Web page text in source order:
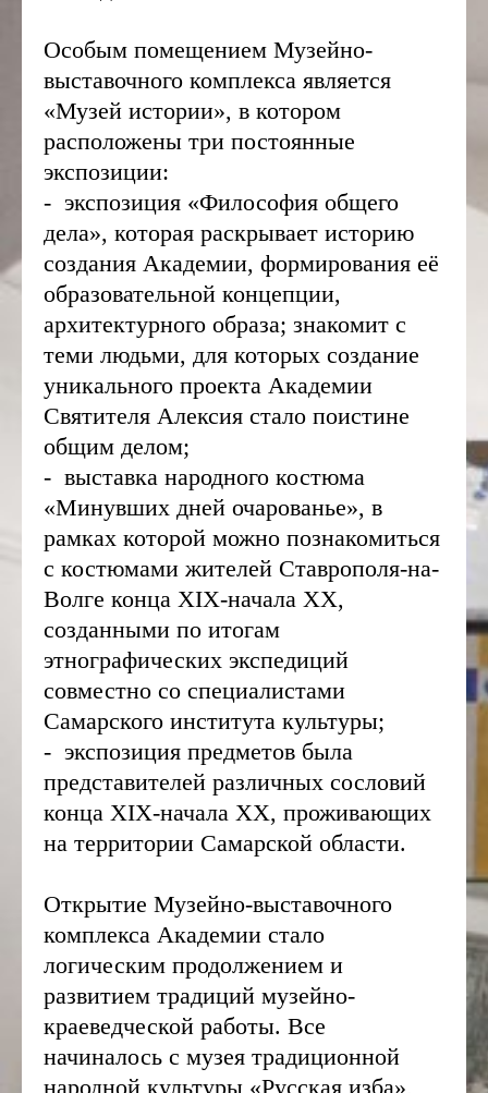
Особым помещением Музейно-
выставочного комплекса является
«Музей истории», в котором
расположены три постоянные
экспозиции:
- экспозиция «Философия общего
дела», которая раскрывает историю
создания Академии, формирования её
образовательной концепции,
архитектурного образа; знакомит с
теми людьми, для которых создание
уникального проекта Академии
Святителя Алексия стало поистине
общим делом;
- выставка народного костюма
«Минувших дней очарованье», в
рамках которой можно познакомиться
с костюмами жителей Ставрополя-на-
Волге конца XIX-начала XX,
созданными по итогам
этнографических экспедиций
совместно со специалистами
Самарского института культуры;
- экспозиция предметов была
представителей различных сословий
конца XIX-начала XX, проживающих
на территории Самарской области.
Открытие Музейно-выставочного
комплекса Академии стало
логическим продолжением и
развитием традиций музейно-
краеведческой работы. Все
начиналось с музея традиционной
народной культуры «Русская изба»,